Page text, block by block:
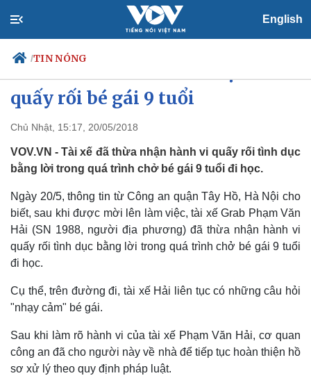
English
/TIN NÓNG
Chính trị
Đảng
Tổ chức nhân sự
Nhận diện sự thật
Tin 24h
Dự báo thời tiết
Dấu ấn VOV
Việc làm
quấy rối bé gái 9 tuổi
Chủ Nhật, 15:17, 20/05/2018
VOV.VN - Tài xế đã thừa nhận hành vi quấy rối tình dục
bằng lời trong quá trình chở bé gái 9 tuổi đi học.
Ngày 20/5, thông tin từ Công an quận Tây Hồ, Hà Nội cho
biết, sau khi được mời lên làm việc, tài xế Grab Phạm Văn
Hải (SN 1988, người địa phương) đã thừa nhận hành vi
quấy rối tình dục bằng lời trong quá trình chở bé gái 9 tuổi
đi học.
Cụ thể, trên đường đi, tài xế Hải liên tục có những câu hỏi
"nhạy cảm" bé gái.
Sau khi làm rõ hành vi của tài xế Phạm Văn Hải, cơ quan
công an đã cho người này về nhà để tiếp tục hoàn thiện hồ
sơ xử lý theo quy định pháp luật.